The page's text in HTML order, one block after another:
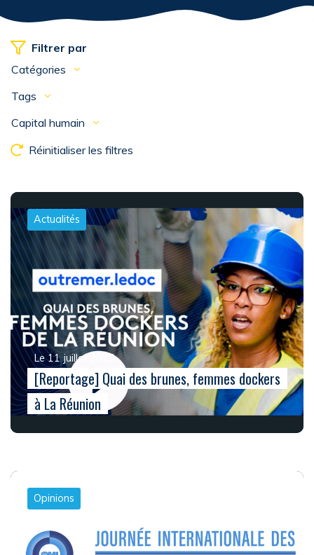
Filtrer par
Catégories
Tags
Capital humain
Réinitialiser les filtres
Actualités
Le 11 juillet 2023
[Reportage] Quai des brunes, femmes dockers
à La Réunion
Opinions